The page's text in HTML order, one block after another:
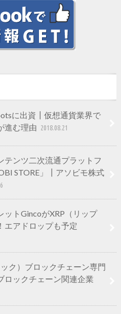
に出資┃仮想通貨業界で
進む理由 2018.08.21
テンツ二次流通プラットフ
STORE」┃アソビモ株式
ットGincoがXRP（リップ
エアドロップも予定
ク）ブロックチェーン専門
ロックチェーン関連企業